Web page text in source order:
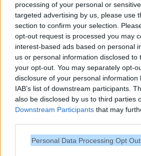
processing of your personal or
targeted advertising by us, please use
section to confirm your selection.
opt-out request is processed you may
interest-based ads based on personal
us or personal information disclosed to
your opt-out. You may separately opt-
disclosure of your personal information
IAB’s list of downstream participants.
also be disclosed by us to third parties
Downstream Participants that may
Personal Data Processing Opt